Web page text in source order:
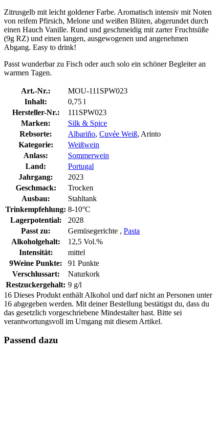
Zitrusgelb mit leicht goldener Farbe. Aromatisch intensiv mit Noten
von reifem Pfirsich, Melone und weißen Blüten, abgerundet durch
einen Hauch Vanille. Rund und geschmeidig mit zarter Fruchtsüße
(9g RZ) und einen langen, ausgewogenen und angenehmen
Abgang. Easy to drink!
Passt wunderbar zu Fisch oder auch solo ein schöner Begleiter an
warmen Tagen.
Art.-Nr.:
MOU-111SPW023
Inhalt:
0,75 l
Hersteller-Nr.:
111SPW023
Marken:
Silk & Spice
Rebsorte:
Albariño, Cuvée Weiß, Arinto
Kategorie:
Weißwein
Anlass:
Sommerwein
Land:
Portugal
Jahrgang:
2023
Geschmack:
Trocken
Ausbau:
Stahltank
Trinkempfehlung: 8-10°C
Lagerpotential:
2028
Passt zu:
Gemüsegerichte , Pasta
Alkoholgehalt:
12,5 Vol.%
Intensität:
mittel
9Weine Punkte:
91 Punkte
Verschlussart:
Naturkork
Restzuckergehalt: 9 g/l
16 Dieses Produkt enthält Alkohol und darf nicht an Personen unter
16 abgegeben werden. Mit deiner Bestellung bestätigst du, dass du
das gesetzlich vorgeschriebene Mindestalter hast. Bitte sei
verantwortungsvoll im Umgang mit diesem Artikel.
Passend dazu